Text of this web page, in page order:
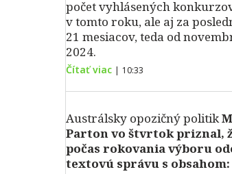
počet vyhlásených
v tomto roku, ale aj za
21 mesiacov, teda od
2024.
Čítať viac | 10:33
Austrálsky opozičný politik
Parton vo štvrtok priznal,
počas rokovania výboru
textovú správu s obsahom: